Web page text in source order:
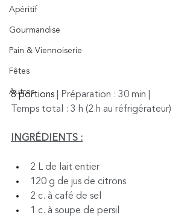
Apéritif
Gourmandise
Pain & Viennoiserie
Fêtes
Autres
8 portions | Préparation : 30 min
Temps total : 3 h (2 h au réfrigérateur)
INGRÉDIENTS :
2 L de lait entier
120 g de jus de citrons
2 c. à café de sel
1 c. à soupe de persil